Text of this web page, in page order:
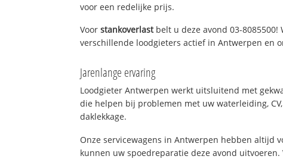
voor een redelijke prijs.
Voorstankoverlastbelt u deze avond 03-8085500!
verschillende loodgieters actief in Antwerpen en
Jarenlange ervaring
Loodgieter Antwerpen werkt uitsluitend met
die helpen bij problemen met uw waterleiding,
daklekkage.
Onze servicewagens in Antwerpen hebben altijd
kunnen uw spoedreparatie deze avond